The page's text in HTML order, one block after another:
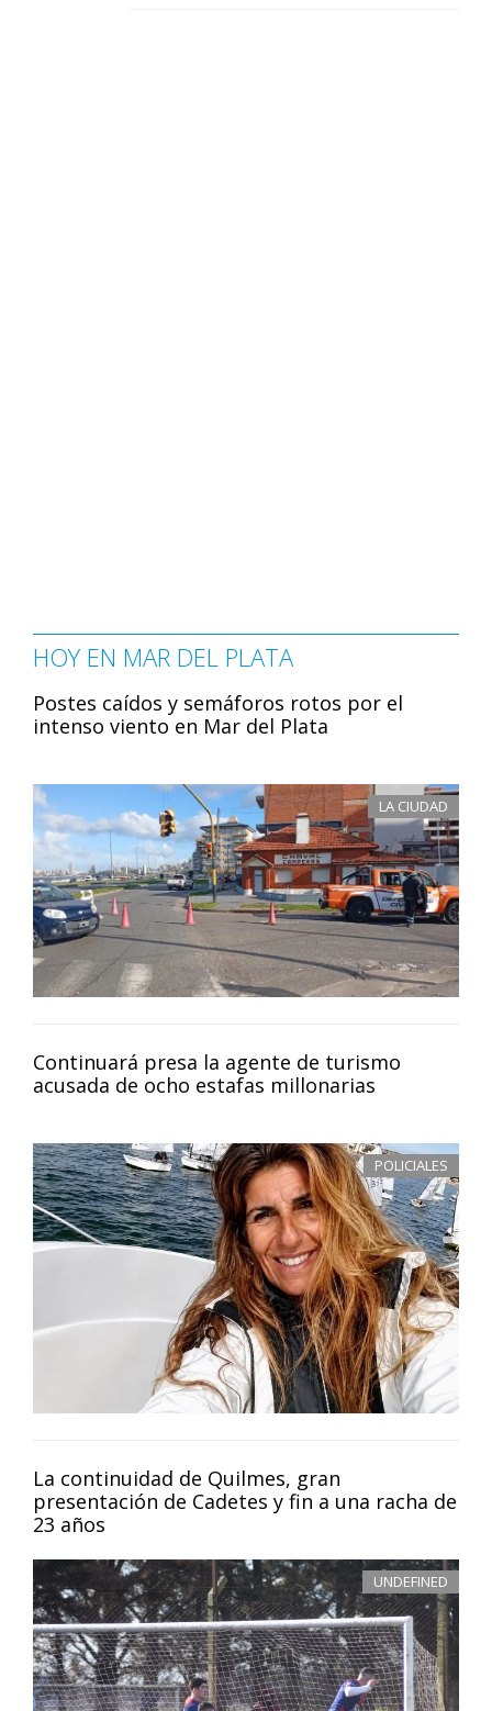
HOY EN MAR DEL PLATA
Postes caídos y semáforos rotos por el
intenso viento en Mar del Plata
LA CIUDAD
Continuará presa la agente de turismo
acusada de ocho estafas millonarias
POLICIALES
La continuidad de Quilmes, gran
presentación de Cadetes y fin a una racha de
23 años
UNDEFINED